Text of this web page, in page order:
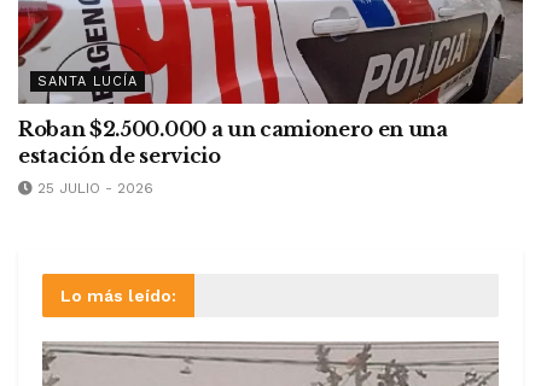
SANTA LUCÍA
Roban $2.500.000 a un camionero en una
estación de servicio
25 JULIO - 2026
Lo más leído: